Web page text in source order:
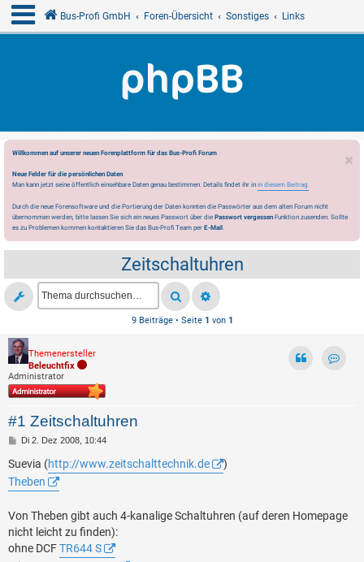
Bus-Profi GmbH Foren-Übersicht Sonstiges Links
Willkommen auf unserer neuen Forenplattform für das Bus-Profi Forum
Neue Felder für die persönlichen Daten
Man kann jetzt seine öffentlich einsehbare Daten genau bestimmen. Details findet ihr in in diesem Beitrag.
Durch die neue Forensoftware und die Portierung der Daten konnten die Passwörter aus dem alten Forum nicht
übernommen werden, bitte lassen Sie sich ein neues Passwort über die Passwort vergessen Funktion zusenden. Sollte
es zu Problemen kommen kontaktieren Sie das Bus-Profi Team per E-Mail.
Zeitschaltuhren
9 Beiträge • Seite 1 von 1
Themenersteller
Beleuchtfix
Administrator
#1 Zeitschaltuhren
B
i
t
r
a
Di 2. Dez 2008, 10:44
Suevia (http://www.zeitschalttechnik.de
)
Theben
Von Theben gibt auch 4-kanalige Schaltuhren (auf deren Homepage
nicht leicht zu finden):
ohne DCFTR644 S